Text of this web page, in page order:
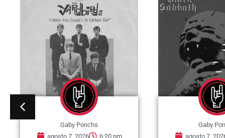
Gaby Ponchs
agosto 7, 2026
6:20 pm
Gaby
agosto 7,